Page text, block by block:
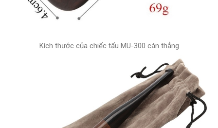
Kích thước của chiếc tẩu MU-300 cán thẳng